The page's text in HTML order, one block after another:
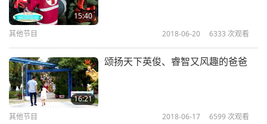
白。）那么你就没有保护，甚至与师父断绝连结，因
为你的我执在你周围筑起了一道墙。（对。）
还有，这并不诚实。（是。）你声称自己是明师，但
其实不是。你没有任何力量。
到自己的身上，也因为帮他人印心而得承担他人的业
力，然后所有人都下地狱。没有任何帮助。（是
15:40
其他节目 2018-06-20 6333 次观看
16:21
颂扬天下英俊、睿智又风趣的爸爸
其他节目 2018-06-17 6599 次观看